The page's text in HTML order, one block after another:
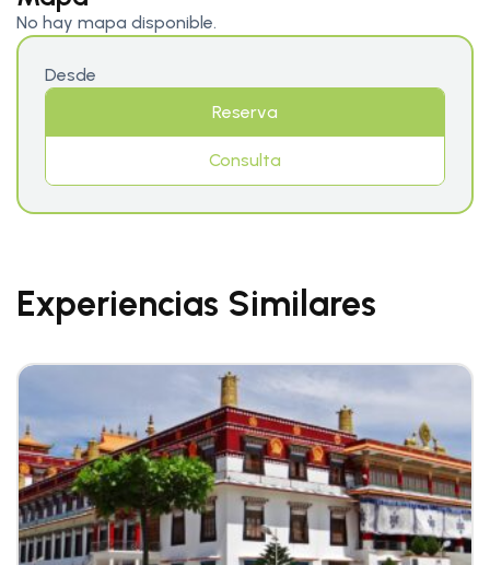
No hay mapa disponible.
Desde
Reserva
Consulta
Experiencias Similares